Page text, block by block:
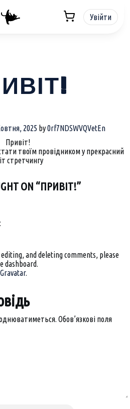
Увійти
2025 by0rf7NDSWVQVetEn
Привіт!
твоїм провідником у прекрасний
стретчингу
ON “ПРИВІТ!”
:
and deleting comments, please
dashboard.
Gravatar.
Обов’язкові поля